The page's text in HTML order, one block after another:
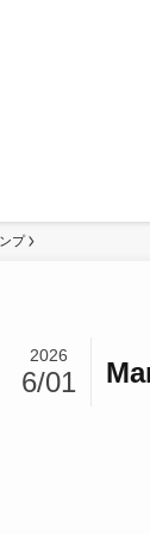
プ
2026
6/01